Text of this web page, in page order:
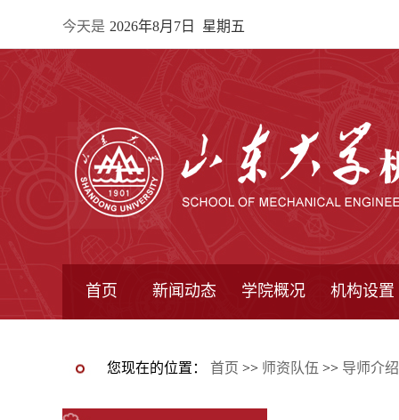
今天是 2026年8月7日 星期五
首页 新闻动态 学院概况 机构设置
您现在的位置： 首页 >> 师资队伍 >> 导师介绍